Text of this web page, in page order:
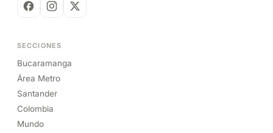
SECCIONES
Bucaramanga
Área Metro
Santander
Colombia
Mundo